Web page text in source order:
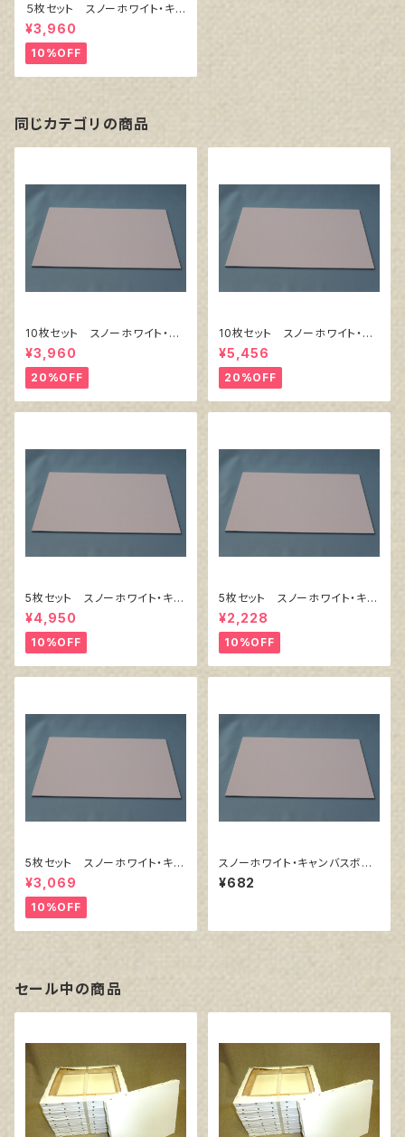
５枚セット スノーホワイト・キャ
ンバスボード F8 サイズ 4
55㎜x380㎜
¥3,960
10%OFF
同じカテゴリの商品
10枚セット スノーホワイト・キ
ャンバスボード F4 サイズ
333㎜x242㎜
¥3,960
20%OFF
10枚セット スノーホワイト・キ
ャンバスボード F6 サイズ
410㎜x318㎜
¥5,456
20%OFF
5枚セット スノーホワイト・キャ
ンバスボード F10 サイズ 5
30㎜x455㎜
¥4,950
10%OFF
5枚セット スノーホワイト・キャ
ンバスボード F4 サイズ 3
33㎜x242㎜
¥2,228
10%OFF
5枚セット スノーホワイト・キャ
ンバスボード F6 サイズ 41
0㎜x318㎜
¥3,069
10%OFF
スノーホワイト・キャンバスボー
ド F6 サイズ 410㎜x318
㎜
¥682
セール中の商品